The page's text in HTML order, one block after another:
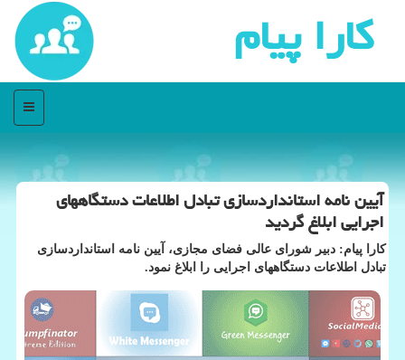
كارا پیام
منو
آیین نامه استانداردسازی تبادل اطلاعات دستگاههای
اجرایی ابلاغ گردید
كارا پیام: دبیر شورای عالی فضای مجازی، آیین نامه استانداردسازی
تبادل اطلاعات دستگاههای اجرایی را ابلاغ نمود.